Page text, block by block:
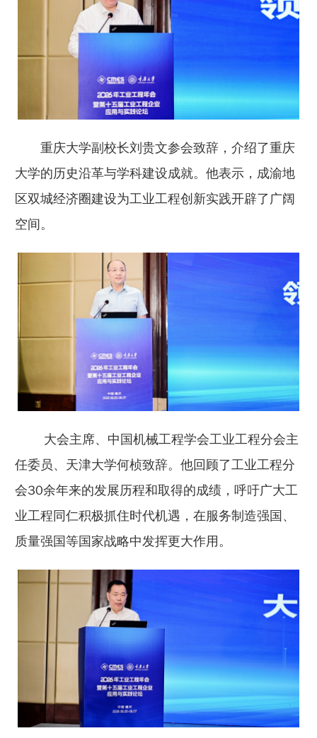
重庆大学副校长刘贵文参会致辞，介绍了重庆
大学的历史沿革与学科建设成就。他表示，成渝地
区双城经济圈建设为工业工程创新实践开辟了广阔
空间。
大会主席、中国机械工程学会工业工程分会主
任委员、天津大学何桢致辞。他回顾了工业工程分
会30余年来的发展历程和取得的成绩，呼吁广大工
业工程同仁积极抓住时代机遇，在服务制造强国、
质量强国等国家战略中发挥更大作用。